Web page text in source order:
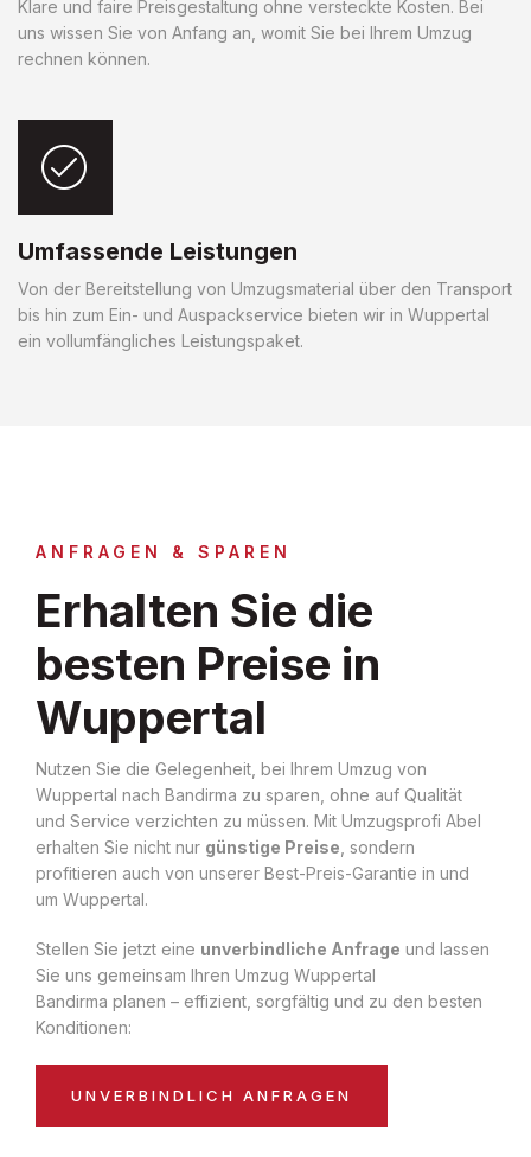
Klare und faire Preisgestaltung ohne versteckte Kosten. Bei
uns wissen Sie von Anfang an, womit Sie bei Ihrem Umzug
rechnen können.
Umfassende Leistungen
Von der Bereitstellung von Umzugsmaterial über den Transport
bis hin zum Ein- und Auspackservice bieten wir in Wuppertal
ein vollumfängliches Leistungspaket.
ANFRAGEN & SPAREN
Erhalten Sie die
besten Preise in
Wuppertal
Nutzen Sie die Gelegenheit, bei Ihrem Umzug von
Wuppertal nach Bandirma zu sparen, ohne auf Qualität
und Service verzichten zu müssen. Mit Umzugsprofi Abel
erhalten Sie nicht nur günstige Preise , sondern
profitieren auch von unserer Best-Preis-Garantie in und
um Wuppertal.
Stellen Sie jetzt eine unverbindliche Anfrage und lassen
Sie uns gemeinsam Ihren Umzug Wuppertal
Bandirma planen – effizient, sorgfältig und zu den besten
Konditionen:
UNVERBINDLICH ANFRAGEN